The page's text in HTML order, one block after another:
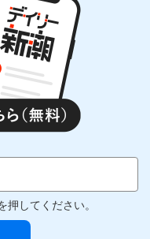
押してください。